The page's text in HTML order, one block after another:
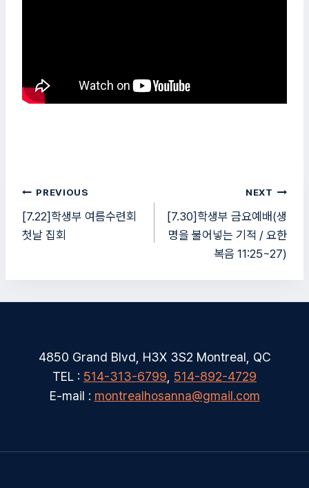
글
탐
색
PREVIOUS
[7.22]학생부 여름수련회
첫날 집회
NEXT
[7.30]학생부 금요예배(생
명을 불어넣는 기적 / 요한
복음 11:25~27)
4850 Grand Blvd, H3X 3S2 Montreal, QC
TEL : 514-313-6799 514-892-4729
E-mail : montrealhosanna@gmail.com